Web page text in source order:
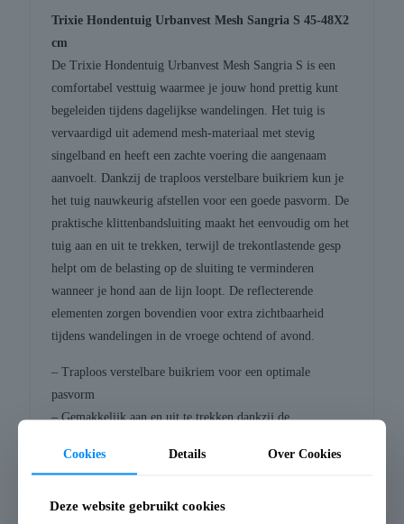
Trixie Hondentuig Urbanvest Mesh Sangria S 45-48X2
cm
De Trixie Hondentuig Urbanvest Mesh Sangria S is een
comfortabel vesttuig waarmee je jouw hond prettig kunt
begeleiden tijdens dagelijkse wandelingen. Het tuig is
vervaardigd uit ademend mesh-materiaal met stevig
singelband en heeft een zachte voering die aangenaam
aanvoelt. Dankzij de traploos verstelbare buikriem kun je
het tuig nauwkeurig afstellen voor een goede pasvorm. De
praktische klittenbandsluiting maakt het eenvoudig om het
tuig aan en uit te trekken, terwijl de trekontlastende gesp
helpt om de belasting op de sluiting te verminderen
wanneer je hond aan de lijn loopt. De reflecterende
elementen zorgen bovendien voor extra zichtbaarheid
tijdens wandelingen in de vroege ochtend of avond.
– Traploos verstelbare buikriem voor een optimale
pasvorm
– Gemakkelijk aan en uit te trekken dankzij de
– Trekontlastende gesp vermindert belasting op de sluiting
Afmetingen: 45-48X2 cm (S)
Cookies Details Over Cookies
Deze website gebruikt cookies